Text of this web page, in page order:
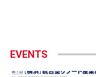
EVENTS